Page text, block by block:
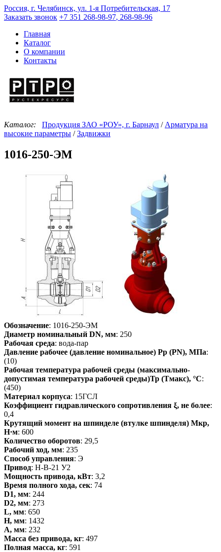
Россия, г. Челябинск, ул. 1-я Потребительская, 17
Заказать звонок +7 351 268-98-97, 268-98-96
Главная
Каталог
О компании
Контакты
Каталог: Продукция ЗАО «РОУ», г. Барнаул / Арматура на
высокие параметры /Задвижки
1016-250-ЭМ
Обозначение: 1016-250-ЭМ
Диаметр номинальный DN, мм: 250
Рабочая среда: вода-пар
Давление рабочее (давление номинальное) Pp (PN), МПа:
(10)
Рабочая температура рабочей среды (максимально-
допустимая температура рабочей среды)Тр (Тмакс), °С:
(450)
Материал корпуса: 15ГСЛ
Коэффициент гидравлического сопротивления ξ, не более:
0,4
Крутящий момент на шпинделе (втулке шпинделя) Мкр,
Н·м: 600
Количество оборотов: 29,5
Рабочий ход, мм: 235
Способ управления: Э
Привод: Н-В-21 У2
Мощность привода, кВт: 3,2
Время полного хода, сек: 74
D1, мм: 244
D2, мм: 273
L, мм: 650
H, мм: 1432
А, мм: 232
Масса без привода, кг: 497
Полная масса, кг: 591